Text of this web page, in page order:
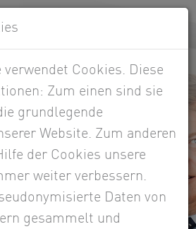
verwendet Cookies. Diese
Zum einen sind sie
grundlegende
Website. Zum anderen
der Cookies unsere
weiter verbessern.
Daten von
gesammelt und